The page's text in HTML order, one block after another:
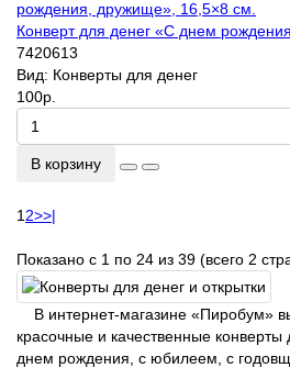
Конверт для денег «С днем
7420613
Вид: Конверты для денег
100р.
В корзину
1 2>>|
Показано с 1 по 24 из 39 (всего 2
В интернет-магазине «Пиробум»
красочные и качественные конверты
днем рождения, с юбилеем, с